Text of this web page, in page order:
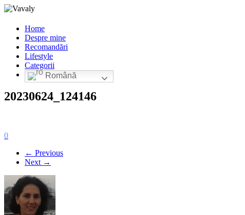
Home
Despre mine
Recomandări
Lifestyle
Categorii
Română
20230624_124146
0
← Previous
Next →